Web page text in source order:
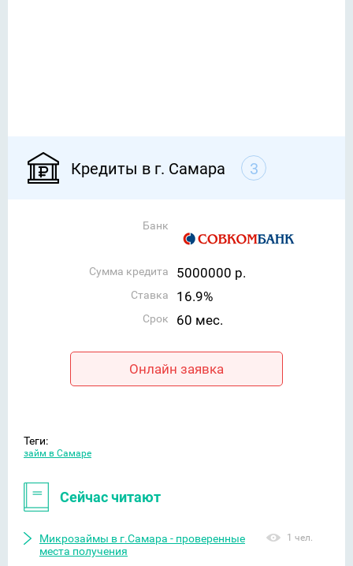
Кредиты в г. Самара 3
Банк
Сумма кредита 5000000 р.
Ставка 16.9%
Срок 60 мес.
Онлайн заявка
Теги:
займ в Самаре
Сейчас читают
Микрозаймы в г.Самара - проверенные
места получения
1 чел.